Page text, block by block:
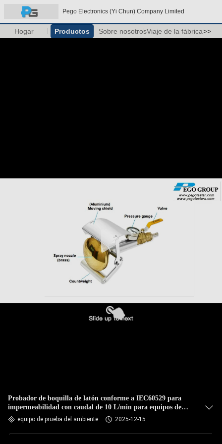
Pego Electronics (Yi Chun) Company Limited
Hogar Productos Sobre nosotrosViaje de la fábrica>>
Probador de boquilla de latón conforme a IEC60529 para
impermeabilidad con caudal de 10 L/min para equipos de
prueba IPX3 e IPX4
equipo de prueba del ambiente 2025-12-15